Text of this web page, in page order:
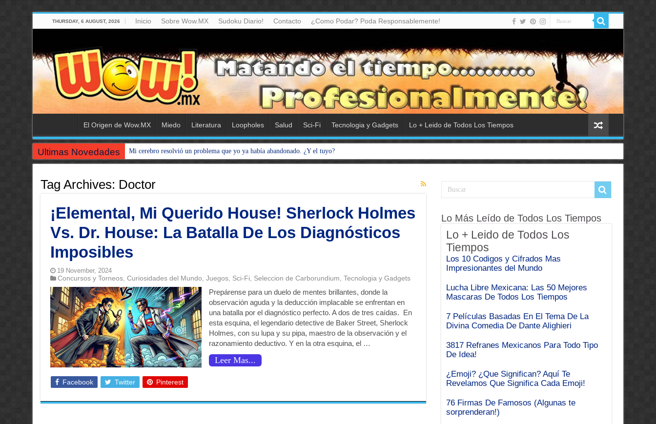
THURSDAY, 6 AUGUST, 2026 Inicio Sobre Wow.MX Sudoku Diario! Contacto ¿Como Podar? Poda Responsablemente!
El Origen de Wow.MX Miedo Literatura Loopholes Salud Sci-Fi Tecnologia y Gadgets Lo + Leido de Todos Los Tiempos
Ultimas Novedades Mi cerebro resolvió un problema que yo ya había abandonado. ¿Y el tuyo?
Tag Archives: Doctor
¡Elemental, Mi Querido House! Sherlock Holmes
Vs. Dr. House: La Batalla De Los Diagnósticos
Imposibles
19 November, 2024
Concursos y Torneos ,Curiosidades del Mundo ,Juegos Sci-Fi Seleccion de Carborundium ,Tecnologia y Gadgets
Prepárense para un duelo de mentes brillantes, donde la
observación aguda y la deducción implacable se enfrentan en
una batalla por el diagnóstico perfecto. A dos de tres caídas. En
esta esquina, el legendario detective de Baker Street, Sherlock
Holmes, con su lupa y su pipa, maestro de la observación y el
razonamiento deductivo. Y en la otra esquina, el …
Leer Mas...
Facebook Twitter Pinterest
Lo Más Leído de Todos Los Tiempos
Lo + Leido de Todos Los
Tiempos
Los 10 Codigos y Cifrados Mas
Impresionantes del Mundo
Lucha Libre Mexicana: Las 50 Mejores
Mascaras De Todos Los Tiempos
7 Películas Basadas En El Tema De La
Divina Comedia De Dante Alighieri
3817 Refranes Mexicanos Para Todo Tipo
De Idea!
¿Emoji? ¿Que Significan? Aquí Te
Revelamos Que Significa Cada Emoji!
76 Firmas De Famosos (Algunas te
sorprenderan!)